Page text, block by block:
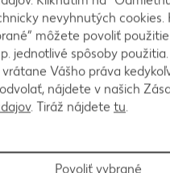
Vyhľadanie
nevyhnutých cookies.
môžete povoliť
jednotlivé spôsoby
Vášho práva
nájdete v našich
. Tiráž nájdete tu.
Povoliť vybrané